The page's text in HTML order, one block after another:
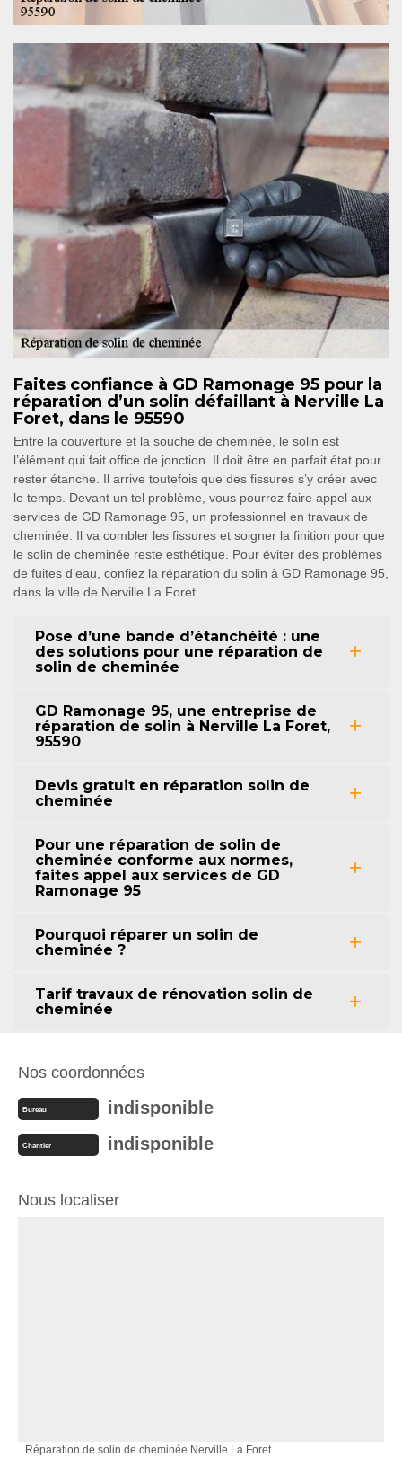
Faites confiance à GD Ramonage 95 pour la
réparation d’un solin défaillant à Nerville La
Foret, dans le 95590
Entre la couverture et la souche de cheminée, le solin est
l’élément qui fait office de jonction. Il doit être en parfait état pour
rester étanche. Il arrive toutefois que des fissures s’y créer avec
le temps. Devant un tel problème, vous pourrez faire appel aux
services de GD Ramonage 95, un professionnel en travaux de
cheminée. Il va combler les fissures et soigner la finition pour que
le solin de cheminée reste esthétique. Pour éviter des problèmes
de fuites d’eau, confiez la réparation du solin à GD Ramonage 95,
dans la ville de Nerville La Foret.
Pose d’une bande d’étanchéité : une
des solutions pour une réparation de
solin de cheminée
GD Ramonage 95, une entreprise de
réparation de solin à Nerville La Foret,
95590
Devis gratuit en réparation solin de
cheminée
Pour une réparation de solin de
cheminée conforme aux normes,
faites appel aux services de GD
Ramonage 95
Pourquoi réparer un solin de
cheminée ?
Tarif travaux de rénovation solin de
cheminée
Nos coordonnées
Bureau indisponible
Chantier indisponible
Nous localiser
Réparation de solin de cheminée Nerville La Foret